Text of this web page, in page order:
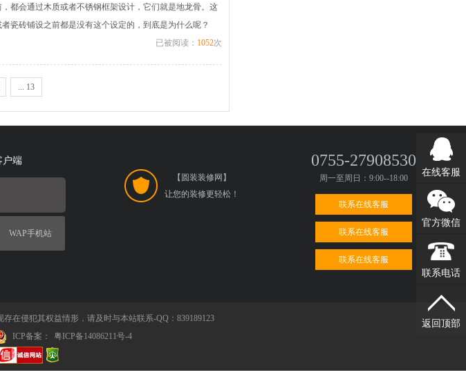
都会通过木质或者不锈钢框架设计，它们就是地龙骨。这
瓷砖铺设之前都是没有这个设定的，到底是为什么呢？
已被阅读： 1052次
... 13
户端
WAP手机站
【圆装装修网】
让您的装修更轻松！
0755-27908530
周一至周日：9:00--18:00
联系在线客服
联系在线客服
联系在线客服
在侵犯其权益情形，请及时与本站联系-QQ：839189123
ICP备案： 粤ICP备14086211号-4
在线客服
官方微信
联系电话
返回顶部